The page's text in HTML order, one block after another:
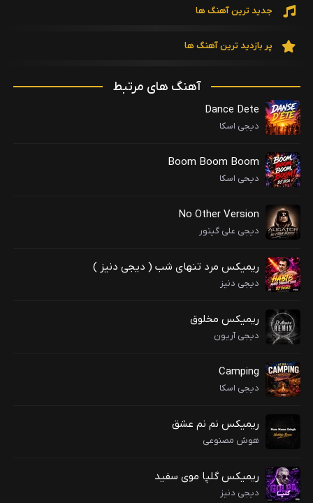
جدید ترین آهنگ ها
پر بازدید ترین آهنگ ها
آهنگ های مرتبط
Dance Dete
دیجی اسکا
Boom Boom Boom
دیحی اسکا
No Other Version
دیجی علی گیتور
ریمیکس مرد تنهای شب ( دیجی دنیز )
دیجی دنیز
ریمیکس مخلوق
دیجی آریون
Camping
دیجی اسکا
ریمیکس نم نم عشق
هوش مصنوعی
ریمیکس گلپا موی سفید
دیجی دنیز